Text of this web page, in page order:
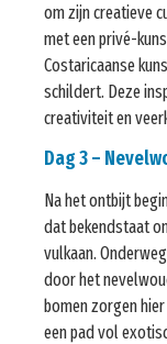
om zijn creatieve
met een privé-
Costaricaanse
schildert. Deze
creativiteit en
Dag 3 –
Na het ontbijt
dat bekendstaat
vulkaan.
door het
bomen zorgen
een pad vol